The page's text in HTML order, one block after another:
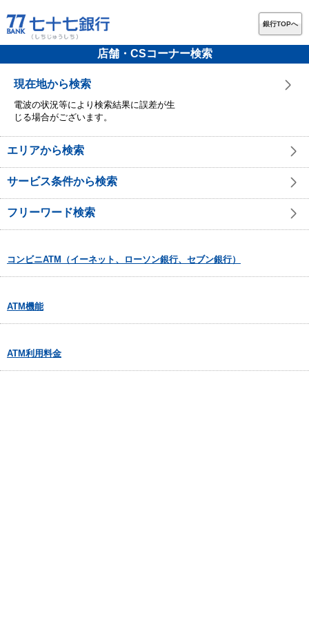
銀行TOPへ
店舗・CSコーナー検索
現在地から検索
電波の状況等により検索結果に誤差が生
じる場合がございます。
エリアから検索
サービス条件から検索
フリーワード検索
コンビニATM（イーネット、ローソン銀行、セブン銀行）
ATM機能
ATM利用料金